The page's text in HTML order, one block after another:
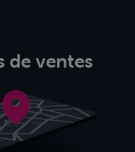
de ventes